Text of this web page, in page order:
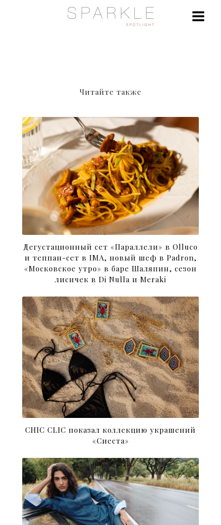
Читайте также
Дегустационный сет «Параллели» в Olluco
и теппан-сет в IMA, новый шеф в Padron,
«Московское утро» в баре Шаляпин, сезон
лисичек в Di Nulla и Meraki
CHIC CLIC показал коллекцию украшений
«Сиеста»